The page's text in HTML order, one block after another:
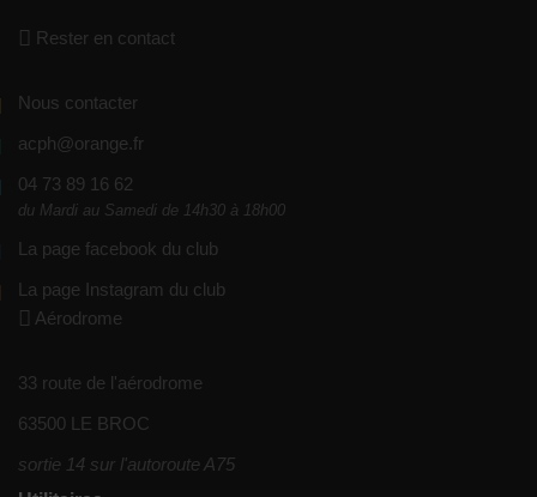
Rester en contact
Nous contacter
acph@orange.fr
04 73 89 16 62
du Mardi au Samedi de 14h30 à 18h00
La page facebook du club
La page Instagram du club
Aérodrome
33 route de l'aérodrome
63500 LE BROC
sortie 14 sur l'autoroute A75